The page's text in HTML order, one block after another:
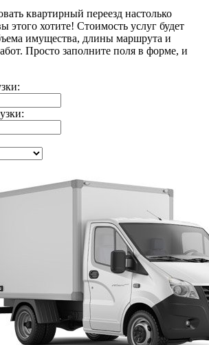
квартирный переезд настолько
этого хотите! Стоимость услуг будет
имущества, длины маршрута и
Просто заполните поля в форме, и